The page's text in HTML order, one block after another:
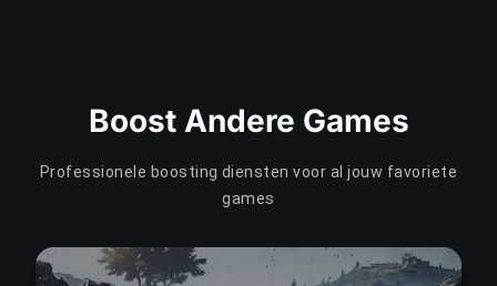
Boost Andere Games
Professionele boosting diensten voor al jouw favoriete
games